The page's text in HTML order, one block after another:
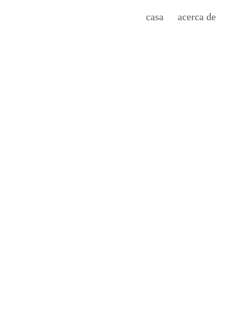
casa acerca de